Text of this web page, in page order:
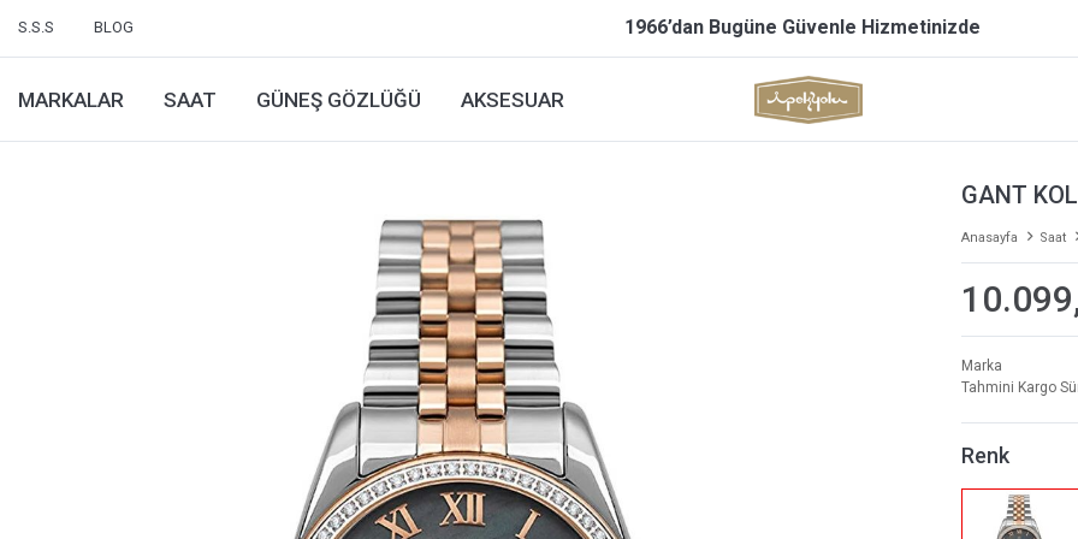
S.S.S BLOG 1966’dan Bugüne Güvenle Hizmetinizde
MARKALAR SAAT GÜNEŞ GÖZLÜĞÜ AKSESUAR
GANT
Anasayfa Saat
Marka
Tahmini Kargo
Renk